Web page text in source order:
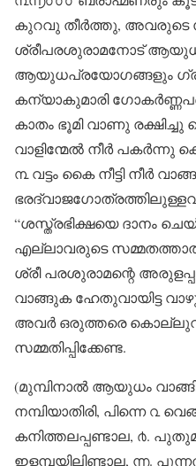
കുറവു തീർത്തു, അവരുടെ
ശ്രീപരശുരാമനോട്
ആയുധപ്രയോഗങ്ങളും
കന്യാകുമാരി
കാതം ഭൂമി വാണു
വാളിന്മേൽ നീർ
൩ വട്ടം കൈ നീട്ടി നീർ
“ശസ്ത്രഭിക്ഷയെ ദാനം
എല്ലാവരുടെ സമ്മതത്താൽ
ശ്രീ പരശുരാമന്റെ
വാങ്ങുക ഹേതുവായിട്ട
അവർ ഒരുത്തരെ
സമ്മതിപ്പിക്കേണ്ട.
(മുമ്പിനാൽ ആയുധം
നമ്പിയാതിരി, പിന്നെ ൨
കനിത്തലപ്പണ്ടാല, ൪.
ഇളമ്പയിലിണ്ടാല, ൬.